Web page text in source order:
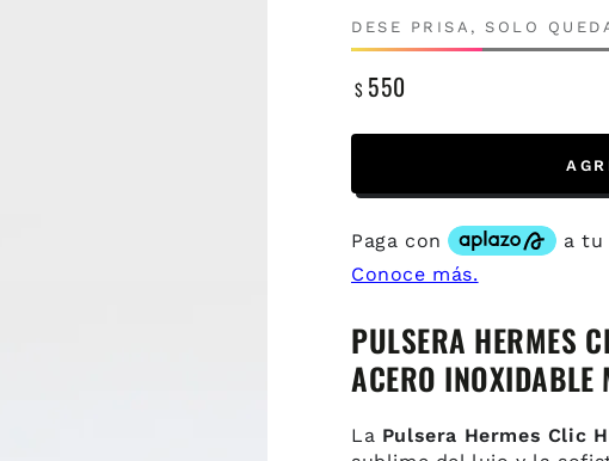
DESE PRISA, SOLO
Precio
$ 550
PULSERA HERMES
ACERO INOXIDABLE
La Pulsera Hermes Clic